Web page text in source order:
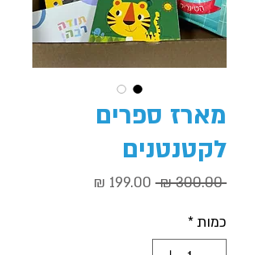
מארז ספרים
לקטנטנים
‏300.00 ‏₪
מחיר
כמות*